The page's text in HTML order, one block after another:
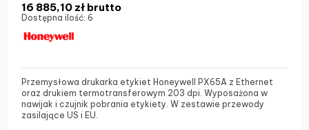
16 885,10 zł brutto
Dostępna ilość: 6
Przemysłowa drukarka etykiet Honeywell PX65A z Ethernet
oraz drukiem termotransferowym 203 dpi. Wyposażona w
nawijak i czujnik pobrania etykiety. W zestawie przewody
zasilające US i EU.